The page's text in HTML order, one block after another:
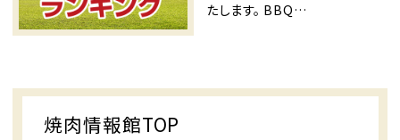
たします。 BBQ…
焼肉情報館TOP